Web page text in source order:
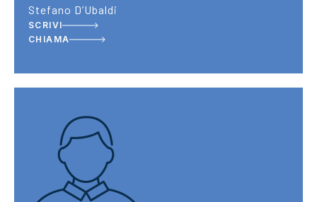
Stefano D’Ubaldi
SCRIVI
CHIAMA